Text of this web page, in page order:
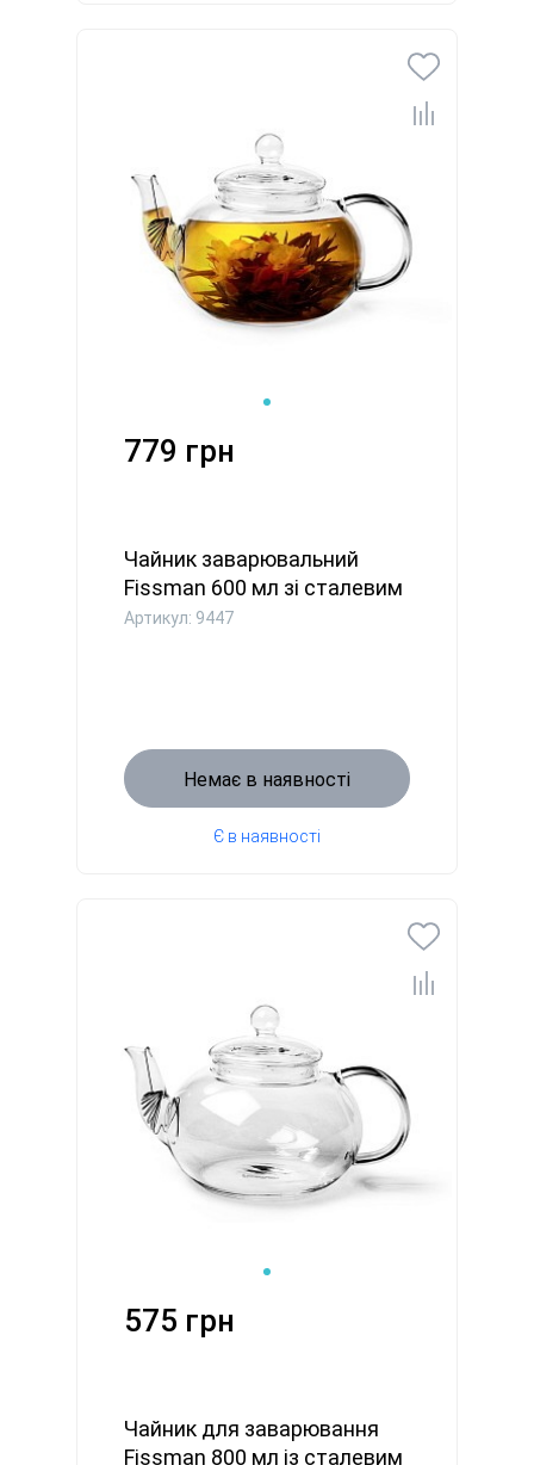
779 грн
Чайник заварювальний
Fissman 600 мл зі сталевим
фі...
Артикул: 9447
Немає в наявності
Є в наявності
575 грн
Чайник для заварювання
Fissman 800 мл із сталевим